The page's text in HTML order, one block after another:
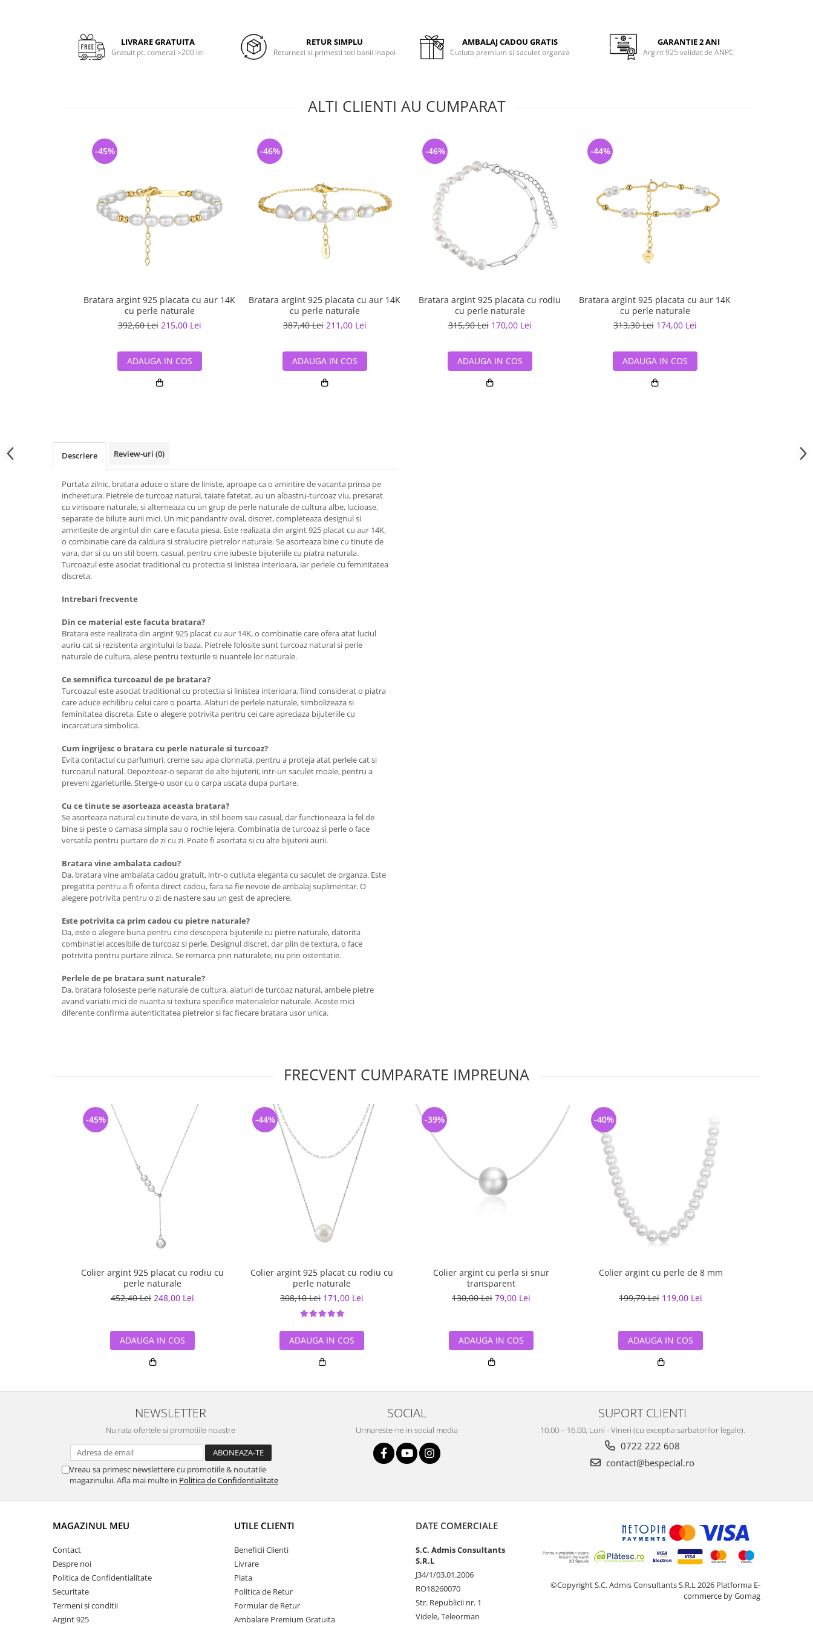
LIVRARE GRATUITA
Gratuit pt. comenzi >200 lei
RETUR SIMPLU
Returnezi si primesti toti banii inapoi
AMBALAJ CADOU GRATIS
Cutiuta premium si saculet organza
GARANTIE 2 ANI
Argint 925 validat de ANPC
ALTI CLIENTI AU CUMPARAT
Bratara argint 925 placata cu aur 14K
cu perle naturale
392,60 Lei 215,00 Lei
-45%
ADAUGA IN COS
Bratara argint 925 placata cu aur 14K
cu perle naturale
387,40 Lei 211,00 Lei
-46%
ADAUGA IN COS
Bratara argint 925 placata cu rodiu
cu perle naturale
315,90 Lei 170,00 Lei
-46%
ADAUGA IN COS
Bratara argint 925 placata cu aur 14K
cu perle naturale
313,30 Lei 174,00 Lei
-44%
ADAUGA IN COS
Descriere Review-uri (0)
Purtata zilnic, bratara aduce o stare de liniste, aproape ca o amintire de vacanta prinsa pe
incheietura. Pietrele de turcoaz natural, taiate fatetat, au un albastru-turcoaz viu, presarat
cu vinisoare naturale, si alterneaza cu un grup de perle naturale de cultura albe, lucioase,
separate de bilute aurii mici. Un mic pandantiv oval, discret, completeaza designul si
aminteste de argintul din care e facuta piesa. Este realizata din argint 925 placat cu aur 14K,
o combinatie care da caldura si stralucire pietrelor naturale. Se asorteaza bine cu tinute de
vara, dar si cu un stil boem, casual, pentru cine iubeste bijuteriile cu piatra naturala.
Turcoazul este asociat traditional cu protectia si linistea interioara, iar perlele cu feminitatea
discreta.
Intrebari frecvente
Din ce material este facuta bratara?
Bratara este realizata din argint 925 placat cu aur 14K, o combinatie care ofera atat luciul
auriu cat si rezistenta argintului la baza. Pietrele folosite sunt turcoaz natural si perle
naturale de cultura, alese pentru texturile si nuantele lor naturale.
Ce semnifica turcoazul de pe bratara?
Turcoazul este asociat traditional cu protectia si linistea interioara, fiind considerat o piatra
care aduce echilibru celui care o poarta. Alaturi de perlele naturale, simbolizeaza si
feminitatea discreta. Este o alegere potrivita pentru cei care apreciaza bijuteriile cu
incarcatura simbolica.
Cum ingrijesc o bratara cu perle naturale si turcoaz?
Evita contactul cu parfumuri, creme sau apa clorinata, pentru a proteja atat perlele cat si
turcoazul natural. Depoziteaz-o separat de alte bijuterii, intr-un saculet moale, pentru a
preveni zgarieturile. Sterge-o usor cu o carpa uscata dupa purtare.
Cu ce tinute se asorteaza aceasta bratara?
Se asorteaza natural cu tinute de vara, in stil boem sau casual, dar functioneaza la fel de
bine si peste o camasa simpla sau o rochie lejera. Combinatia de turcoaz si perle o face
versatila pentru purtare de zi cu zi. Poate fi asortata si cu alte bijuterii aurii.
Bratara vine ambalata cadou?
Da, bratara vine ambalata cadou gratuit, intr-o cutiuta eleganta cu saculet de organza. Este
pregatita pentru a fi oferita direct cadou, fara sa fie nevoie de ambalaj suplimentar. O
alegere potrivita pentru o zi de nastere sau un gest de apreciere.
Este potrivita ca prim cadou cu pietre naturale?
Da, este o alegere buna pentru cine descopera bijuteriile cu pietre naturale, datorita
combinatiei accesibile de turcoaz si perle. Designul discret, dar plin de textura, o face
potrivita pentru purtare zilnica. Se remarca prin naturalete, nu prin ostentatie.
Perlele de pe bratara sunt naturale?
Da, bratara foloseste perle naturale de cultura, alaturi de turcoaz natural, ambele pietre
avand variatii mici de nuanta si textura specifice materialelor naturale. Aceste mici
diferente confirma autenticitatea pietrelor si fac fiecare bratara usor unica.
FRECVENT CUMPARATE IMPREUNA
Colier argint 925 placat cu rodiu cu
perle naturale
452,40 Lei 248,00 Lei
-45%
ADAUGA IN COS
Colier argint 925 placat cu rodiu cu
perle naturale
308,10 Lei 171,00 Lei
-44%
ADAUGA IN COS
Colier argint cu perla si snur
transparent
130,00 Lei 79,00 Lei
-39%
ADAUGA IN COS
Colier argint cu perle de 8 mm
199,79 Lei 119,00 Lei
-40%
ADAUGA IN COS
NEWSLETTER
Nu rata ofertele si promotiile noastre
Vreau sa primesc newslettere cu promotiile & noutatile
magazinului. Afla mai multe in Politica de Confidentialitate
SOCIAL
Urmareste-ne in social media
SUPORT CLIENTI
10.00 – 16.00, Luni - Vineri (cu exceptia sarbatorilor legale).
0722 222 608
contact@bespecial.ro
MAGAZINUL MEU
Contact
Despre noi
Politica de Confidentialitate
Securitate
Termeni si conditii
Argint 925
UTILE CLIENTI
Beneficii Clienti
Livrare
Plata
Politica de Retur
Formular de Retur
Ambalare Premium Gratuita
DATE COMERCIALE
S.C. Admis Consultants
S.R.L
J34/1/03.01.2006
RO18260070
Str. Republicii nr. 1
Videle, Teleorman
©Copyright S.C. Admis Consultants S.R.L 2026 Platforma E-
commerce by Gomag